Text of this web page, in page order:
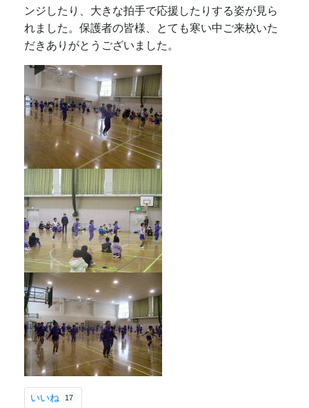
ンジしたり、大きな拍手で応援したりする姿が見ら
れました。保護者の皆様、とても寒い中ご来校いた
だきありがとうございました。
いいね 17